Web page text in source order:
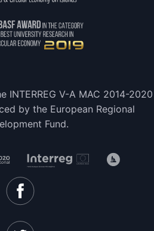
INTERREG V-A MAC 2014-2020
by the European Regional
Fund.